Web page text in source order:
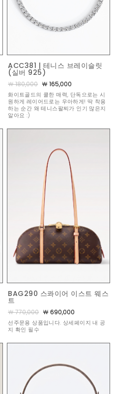
ACC381 | 테니스 브레이슬릿
(실버 925)
￦ 180,000 ￦ 165,000
화이트골드의 쿨한 매력, 단독으로는 시
원하게 레이어드로는 우아하게! 딱 착용
하는 순간 왜 테니스팔찌가 인기 많은지
알아요 :)
BAG290 스콰이어 이스트 웨스
트
￦ 770,000 ￦ 690,000
선주문용 상품입니다. 상세페이지 내 공
지 확인 필수